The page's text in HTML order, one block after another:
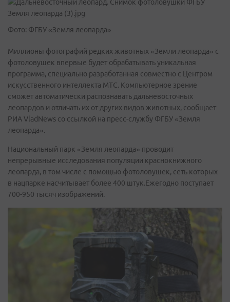
Фото: ФГБУ «Земля леопарда»
Миллионы фотографий редких животных «Земли леопарда» с
фотоловушек впервые будет обрабатывать уникальная
программа, специально разработанная совместно с Центром
искусственного интеллекта МТС. Компьютерное зрение
сможет автоматически распознавать дальневосточных
леопардов и отличать их от других видов животных, сообщает
РИА VladNews со ссылкой на пресс-службу ФГБУ «Земля
леопарда».
Национальный парк «Земля леопарда» проводит
непрерывные исследования популяции краснокнижного
леопарда, в том числе с помощью фотоловушек, сеть которых
в нацпарке насчитывает более 400 штук.Ежегодно поступает
700-950 тысяч изображений.